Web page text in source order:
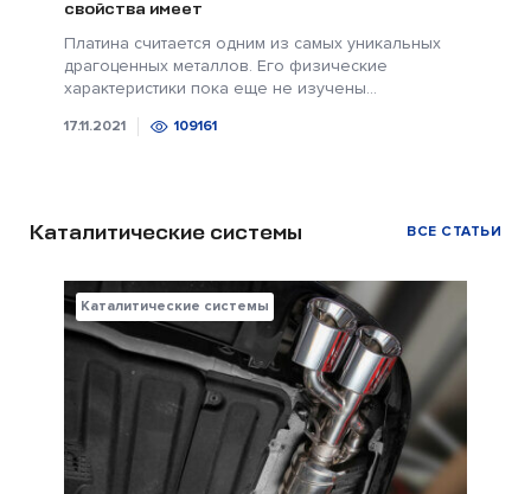
свойства имеет
Платина считается одним из самых уникальных
драгоценных металлов. Его физические
характеристики пока еще не изучены...
17.11.2021 109161
Каталитические системы ВСЕ СТАТЬИ
Каталитические системы